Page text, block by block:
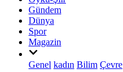
Gündem
Dünya
Spor
Magazin
Genel kadın Bilim Çevre